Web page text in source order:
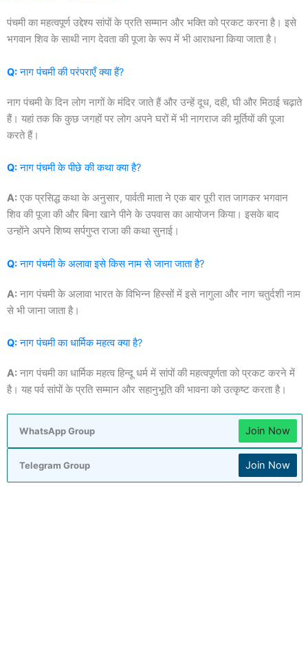
पंचमी का महत्वपूर्ण उद्देश्य सांपों के प्रति सम्मान और भक्ति को प्रकट करना है। इसे
भगवान शिव के साथी नाग देवता की पूजा के रूप में भी आराधना किया जाता है।
Q:नाग पंचमी की परंपराएँ क्या हैं?
नाग पंचमी के दिन लोग नागों के मंदिर जाते हैं और उन्हें दूध, दही, घी और मिठाई चढ़ाते
हैं। यहां तक कि कुछ जगहों पर लोग अपने घरों में भी नागराज की मूर्तियों की पूजा
करते हैं।
Q:नाग पंचमी के पीछे की कथा क्या है?
A:एक प्रसिद्ध कथा के अनुसार, पार्वती माता ने एक बार पूरी रात जागकर भगवान
शिव की पूजा की और बिना खाने पीने के उपवास का आयोजन किया। इसके बाद
उन्होंने अपने शिष्य सर्पगुप्त राजा की कथा सुनाई।
Q:नाग पंचमी के अलावा इसे किस नाम से जाना जाता है?
A:नाग पंचमी के अलावा भारत के विभिन्न हिस्सों में इसे नागुला और नाग चतुर्दशी नाम
से भी जाना जाता है।
Q:नाग पंचमी का धार्मिक महत्व क्या है?
A:नाग पंचमी का धार्मिक महत्व हिन्दू धर्म में सांपों की महत्वपूर्णता को प्रकट करने में
है। यह पर्व सांपों के प्रति सम्मान और सहानुभूति की भावना को उत्कृष्ट करता है।
WhatsApp Group Join Now
Telegram Group Join Now